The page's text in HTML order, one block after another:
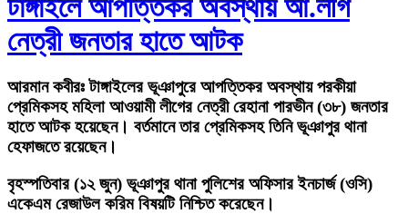
টাঙ্গাইলে আপত্তিকর অবস্থায় আ.লীগ
নেত্রী জনতার হাতে আটক
আরমান কবীরঃটাঙ্গাইলের ভূঞাপুরে আপত্তিকর অবস্থায় পরকীয়া
প্রেমিকসহ মহিলা আওয়ামী লীগের নেত্রী রেহানা পারভীন (৩৮) জনতার
হাতে আটক হয়েছেন। বর্তমানে তার প্রেমিকসহ তিনি ভূঞাপুর থানা
হেফাজতে রয়েছেন।
বৃহস্পতিবার (১২ জুন) ভূঞাপুর থানা পুলিশের অফিসার ইনচার্জ (ওসি)
একেএম রেজাউল করিম বিষয়টি নিশ্চিত করেছেন।